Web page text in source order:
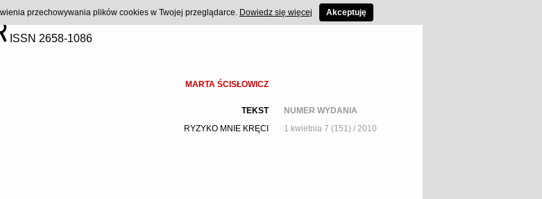
ISSN 2658-1086
MARTA ŚCISŁOWICZ
TEKST
NUMER WYDANIA
RYZYKO MNIE KRĘCI
1 kwietnia 7 (151) / 2010
przechowywania plików cookies w Twojej przeglądarce. Dowiedz się więcej Akceptuję